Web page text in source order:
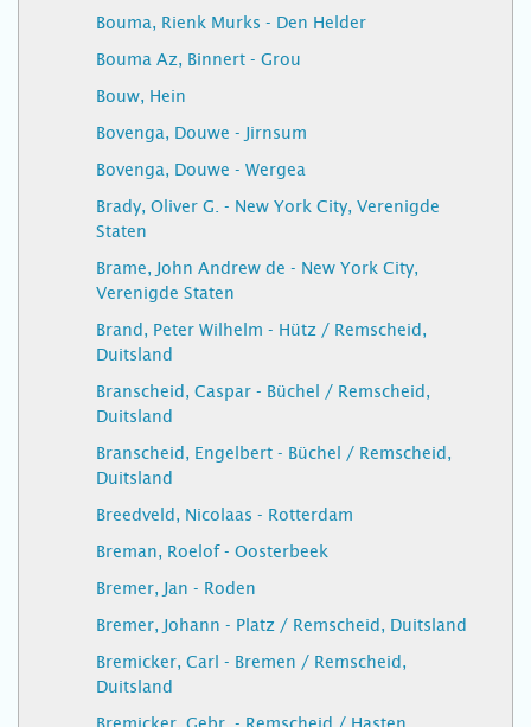
Bouma, Rienk Murks - Den Helder
Bouma Az, Binnert - Grou
Bouw, Hein
Bovenga, Douwe - Jirnsum
Bovenga, Douwe - Wergea
Brady, Oliver G. - New York City, Verenigde
Staten
Brame, John Andrew de - New York City,
Verenigde Staten
Brand, Peter Wilhelm - Hütz / Remscheid,
Duitsland
Branscheid, Caspar - Büchel / Remscheid,
Duitsland
Branscheid, Engelbert - Büchel / Remscheid,
Duitsland
Breedveld, Nicolaas - Rotterdam
Breman, Roelof - Oosterbeek
Bremer, Jan - Roden
Bremer, Johann - Platz / Remscheid, Duitsland
Bremicker, Carl - Bremen / Remscheid,
Duitsland